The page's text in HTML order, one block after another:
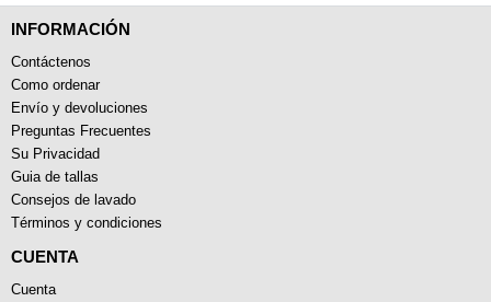
INFORMACIÓN
Contáctenos
Como ordenar
Envío y devoluciones
Preguntas Frecuentes
Su Privacidad
Guia de tallas
Consejos de lavado
Términos y condiciones
CUENTA
Cuenta